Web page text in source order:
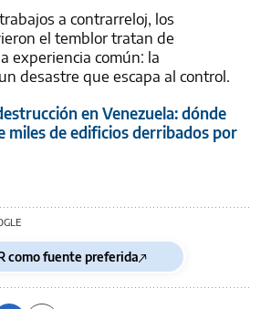
a contrarreloj, los
el temblor tratan de
experiencia común: la
desastre que escapa al control.
en Venezuela: dónde
miles de edificios derribados por
como fuente preferida